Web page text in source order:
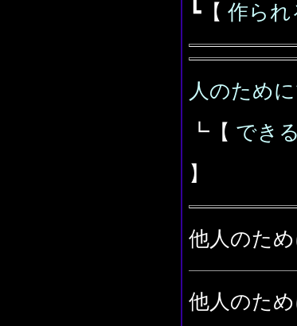
┗【 作られ
人のため
┗【 でき
】
他人のた
他人のた